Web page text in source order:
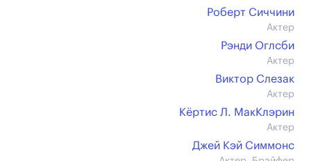
Роберт Сиччини
Актер
Рэнди Оглсби
Актер
Виктор Слезак
Актер
Кёртис Л. МакКлэрин
Актер
Джей Кэй Симмонс